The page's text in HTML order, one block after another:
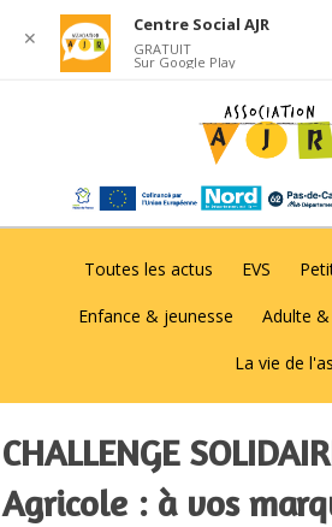
Toutes les actus EVS
Enfance & jeunesse Adulte
La vie de
CHALLENGE
Agricole : à vos
✕
Centre Social AJR
GRATUIT
Sur Google Play